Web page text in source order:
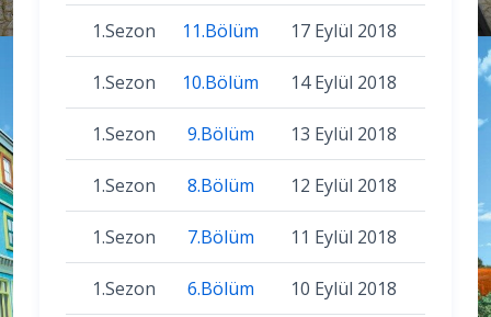
1.Sezon 11.Bölüm 17 Eylül 2018
1.Sezon 10.Bölüm 14 Eylül 2018
1.Sezon 9.Bölüm 13 Eylül 2018
1.Sezon 8.Bölüm 12 Eylül 2018
1.Sezon 7.Bölüm 11 Eylül 2018
1.Sezon 6.Bölüm 10 Eylül 2018